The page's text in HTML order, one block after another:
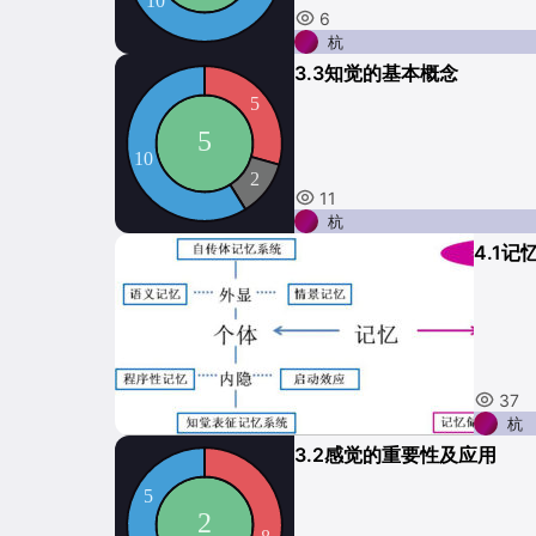
6
杭
3.3知觉的基本概念
11
杭
4.1记
37
杭
3.2感觉的重要性及应用